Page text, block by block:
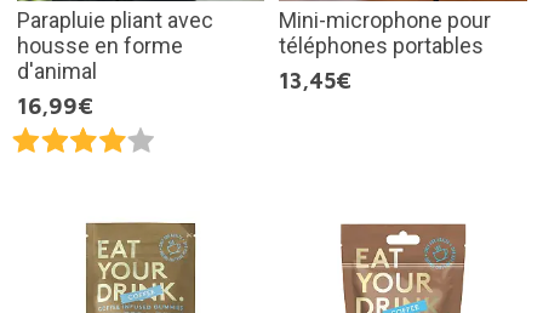
Parapluie pliant avec
housse en forme
d'animal
16,99€
Mini-microphone pour
téléphones portables
13,45€